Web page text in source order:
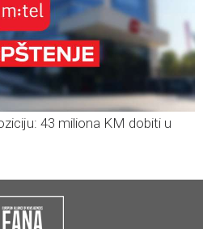
43 miliona KM dobiti u